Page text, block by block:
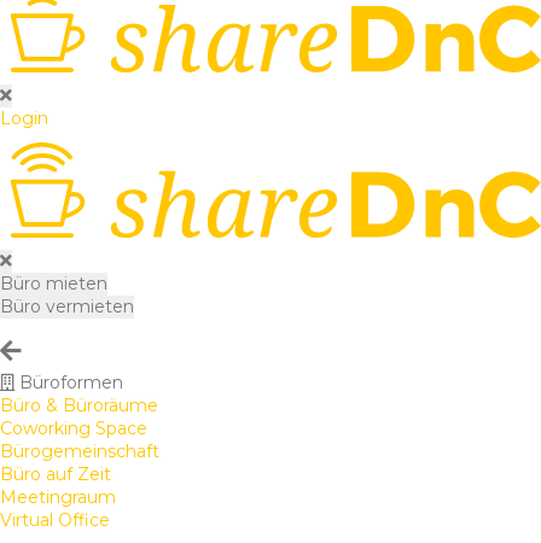
Login
Büro mieten
Büro vermieten
Büroformen
Büro & Büroräume
Coworking Space
Bürogemeinschaft
Büro auf Zeit
Meetingraum
Virtual Office